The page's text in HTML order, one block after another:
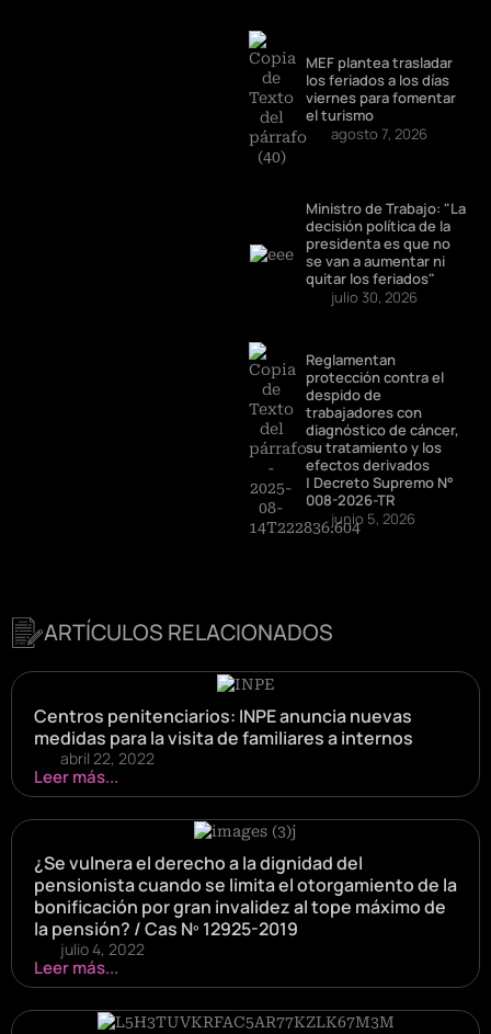
MEF plantea trasladar
los feriados a los días
viernes para fomentar
el turismo
agosto 7, 2026
Ministro de Trabajo: "La
decisión política de la
presidenta es que no
se van a aumentar ni
quitar los feriados"
julio 30, 2026
Reglamentan
protección contra el
despido de
trabajadores con
diagnóstico de cáncer,
su tratamiento y los
efectos derivados
| Decreto Supremo N°
008-2026-TR
junio 5, 2026
ARTÍCULOS RELACIONADOS
Centros penitenciarios: INPE anuncia nuevas
medidas para la visita de familiares a internos
abril 22, 2022
Leer más...
¿Se vulnera el derecho a la dignidad del
pensionista cuando se limita el otorgamiento de la
bonificación por gran invalidez al tope máximo de
la pensión? / Cas Nº 12925-2019
julio 4, 2022
Leer más...